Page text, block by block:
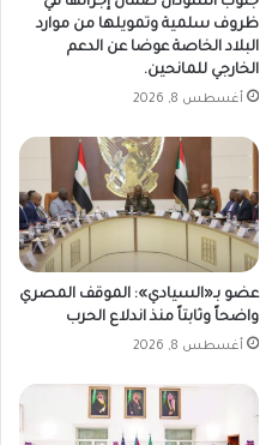
ظروف سلمية وتمويلها من موارد
البلاد الخاصة عوضا عن الدعم
الخارجي للمانحين.
أغسطس 8, 2026
عضو بـ«السيادي»: الموقف المصري
واضحاً وثابتاً منذ اندلاع الحرب
أغسطس 8, 2026